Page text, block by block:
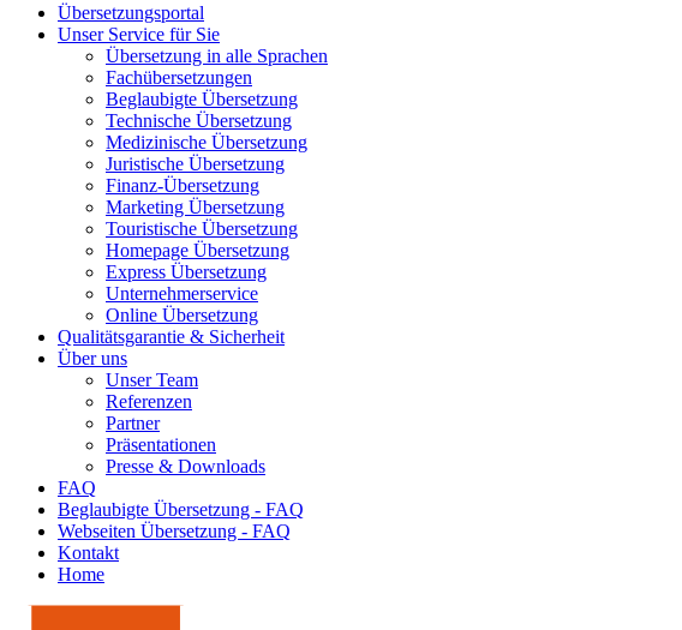
Übersetzungsportal
Unser Service für Sie
Übersetzung in alle Sprachen
Fachübersetzungen
Beglaubigte Übersetzung
Technische Übersetzung
Medizinische Übersetzung
Juristische Übersetzung
Finanz-Übersetzung
Marketing Übersetzung
Touristische Übersetzung
Homepage Übersetzung
Express Übersetzung
Unternehmerservice
Online Übersetzung
Qualitätsgarantie & Sicherheit
Über uns
Unser Team
Referenzen
Partner
Präsentationen
Presse & Downloads
FAQ
Beglaubigte Übersetzung - FAQ
Webseiten Übersetzung - FAQ
Kontakt
Home